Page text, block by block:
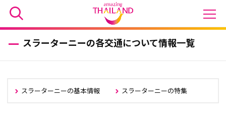
スラーターニーの各交通について情報一覧
スラーターニーの基本情報 スラーターニーの特集